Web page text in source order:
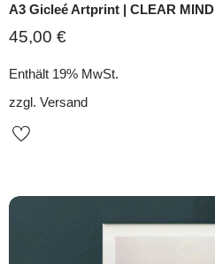
A3 Gicleé Artprint | CLEAR MIND
45,00 €
Enthält 19% MwSt.
zzgl. Versand